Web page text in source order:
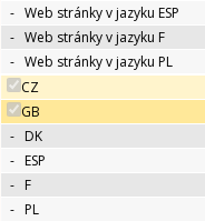
- Web stránky v jazyku ESP
- Web stránky v jazyku F
- Web stránky v jazyku PL
CZ
GB
- DK
- ESP
- F
- PL